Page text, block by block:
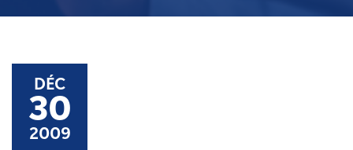
Carrières
Nouvelles
DÉC
30
2009